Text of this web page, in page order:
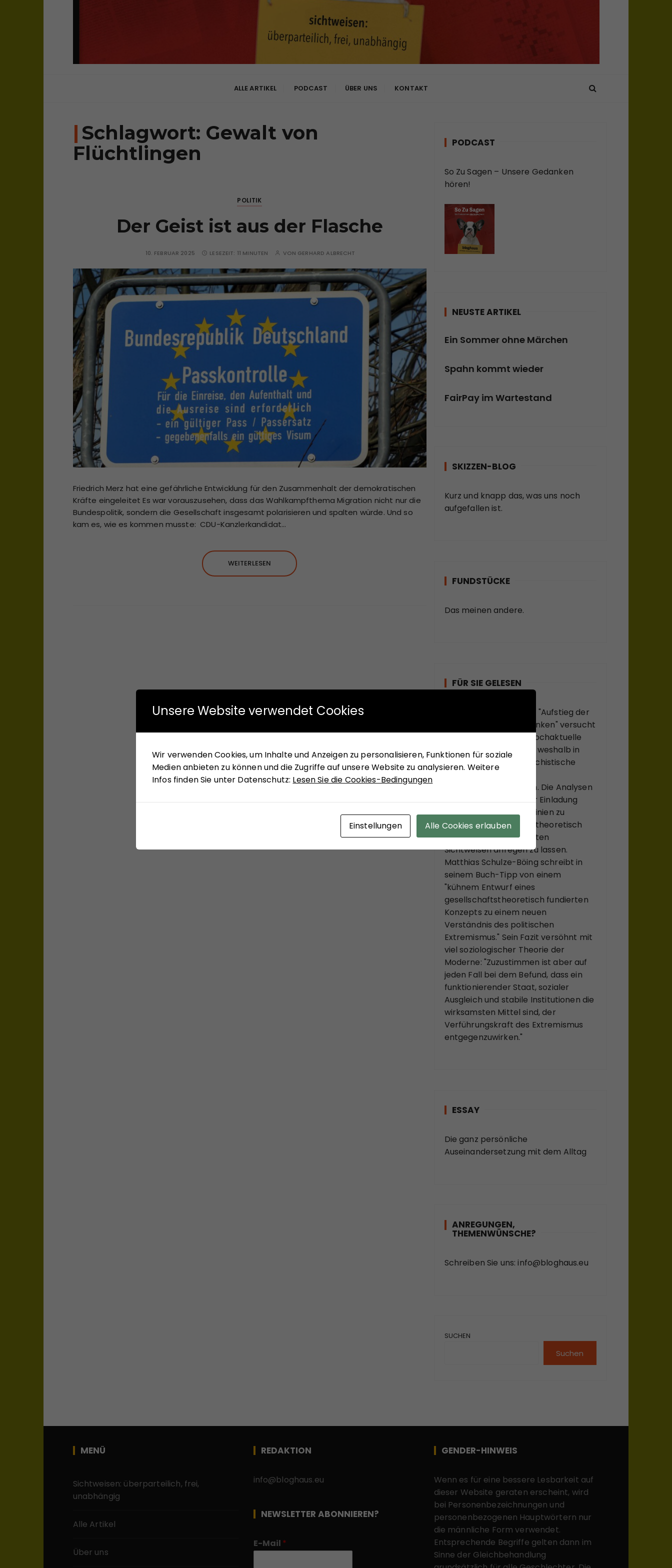
ALLE ARTIKEL PODCAST ÜBER UNS KONTAKT
Schlagwort: Gewalt von
Flüchtlingen
POLITIK
Der Geist ist aus der Flasche
10. FEBRUAR 2025 LESEZEIT: 11 MINUTEN VON GERHARD ALBRECHT
Friedrich Merz hat eine gefährliche Entwicklung für den Zusammenhalt der demokratischen
Kräfte eingeleitet Es war vorauszusehen, dass das Wahlkampfthema Migration nicht nur die
Bundespolitik, sondern die Gesellschaft insgesamt polarisieren und spalten würde. Und so
kam es, wie es kommen musste: CDU-Kanzlerkandidat…
WEITERLESEN
PODCAST
So Zu Sagen – Unsere Gedanken
hören!
NEUSTE ARTIKEL
Ein Sommer ohne Märchen
Spahn kommt wieder
FairPay im Wartestand
SKIZZEN-BLOG
Kurz und knapp das, was uns noch
aufgefallen ist.
FUNDSTÜCKE
Das meinen andere.
FÜR SIE GELESEN
Mit seinem neuen Buch "Aufstieg der
Rechten, Abstieg der Linken" versucht
Hans-Jürgen Arlt die hochaktuelle
Frage zu beantworten, weshalb in
modernen Ländern faschistische
Anziehungskraft haben. Die Analysen
des Buches sollen einer Einladung
sein, bekannte Diskurslinien zu
verlassen, sich, systemtheoretisch
inspiriert, zu ungewohnten
Sichtweisen anregen zu lassen.
Matthias Schulze-Böing schreibt in
seinem Buch-Tipp von einem
"kühnem Entwurf eines
gesellschaftstheoretisch fundierten
Konzepts zu einem neuen
Verständnis des politischen
Extremismus." Sein Fazit versöhnt mit
viel soziologischer Theorie der
Moderne: "Zuzustimmen ist aber auf
jeden Fall bei dem Befund, dass ein
funktionierender Staat, sozialer
Ausgleich und stabile Institutionen die
wirksamsten Mittel sind, der
Verführungskraft des Extremismus
entgegenzuwirken."
ESSAY
Die ganz persönliche
Auseinandersetzung mit dem Alltag
ANREGUNGEN,
THEMENWÜNSCHE?
Schreiben Sie uns: info@bloghaus.eu
SUCHEN
Suchen
MENÜ
Sichtweisen: überparteilich, frei,
unabhängig
Alle Artikel
Über uns
REDAKTION
info@bloghaus.eu
NEWSLETTER ABONNIEREN?
E-Mail *
GENDER-HINWEIS
Wenn es für eine bessere Lesbarkeit auf
dieser Website geraten erscheint, wird
bei Personenbezeichnungen und
personenbezogenen Hauptwörtern nur
die männliche Form verwendet.
Entsprechende Begriffe gelten dann im
Sinne der Gleichbehandlung
Unsere Website verwendet Cookies
Wir verwenden Cookies, um Inhalte und Anzeigen zu personalisieren, Funktionen für soziale
Medien anbieten zu können und die Zugriffe auf unsere Website zu analysieren. Weitere
Infos finden Sie unter Datenschutz: Lesen Sie die Cookies-Bedingungen
Einstellungen Alle Cookies erlauben